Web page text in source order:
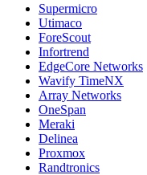
Supermicro
Utimaco
ForeScout
Infortrend
EdgeCore Networks
Wavify TimeNX
Array Networks
OneSpan
Meraki
Delinea
Proxmox
Randtronics